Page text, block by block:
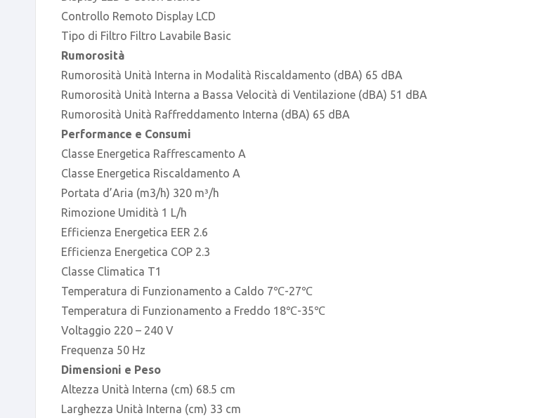
Controllo Remoto Display LCD
Tipo di Filtro Filtro Lavabile Basic
Rumorosità
Rumorosità Unità Interna in Modalità Riscaldamento (dBA) 65 dBA
Rumorosità Unità Interna a Bassa Velocità di Ventilazione (dBA) 51 dBA
Rumorosità Unità Raffreddamento Interna (dBA) 65 dBA
Performance e Consumi
Classe Energetica Raffrescamento A
Classe Energetica Riscaldamento A
Portata d’Aria (m3/h) 320 m³/h
Rimozione Umidità 1 L/h
Efficienza Energetica EER 2.6
Efficienza Energetica COP 2.3
Classe Climatica T1
Temperatura di Funzionamento a Caldo 7℃-27℃
Temperatura di Funzionamento a Freddo 18℃-35℃
Voltaggio 220 – 240 V
Frequenza 50 Hz
Dimensioni e Peso
Altezza Unità Interna (cm) 68.5 cm
Larghezza Unità Interna (cm) 33 cm